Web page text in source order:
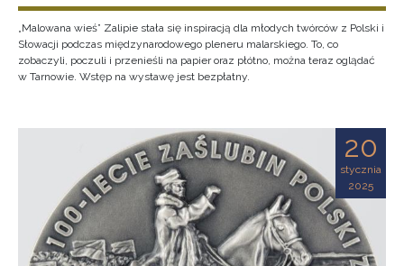
„Malowana wieś” Zalipie stała się inspiracją dla młodych twórców z Polski i
Słowacji podczas międzynarodowego pleneru malarskiego. To, co
zobaczyli, poczuli i przenieśli na papier oraz płótno, można teraz oglądać
w Tarnowie. Wstęp na wystawę jest bezpłatny.
20
stycznia
2025